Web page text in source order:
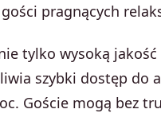
pragnących
tylko wysoką jakość
szybki dostęp do
Goście mogą bez